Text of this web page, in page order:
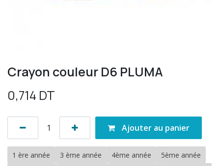
Crayon couleur D6 PLUMA
0,714 DT
Ajouter au panier
1 ère année 3 ème année 4ème année
5ème année